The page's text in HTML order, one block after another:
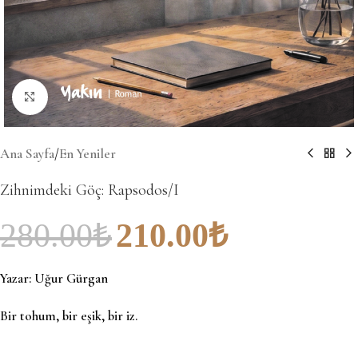
Büyütmek için tıklayın
Ana Sayfa/En Yeniler
Zihnimdeki Göç: Rapsodos/I
280.00₺210.00₺
Yazar: Uğur Gürgan
Bir tohum, bir eşik, bir iz.